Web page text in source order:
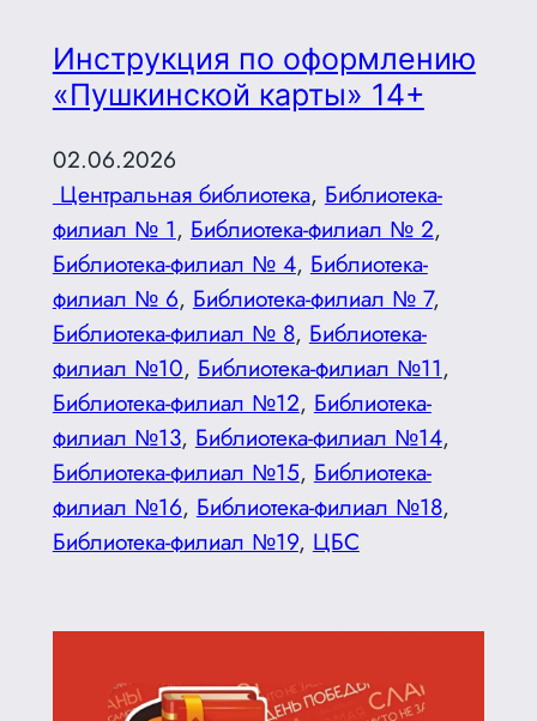
Инструкция по оформлению
«Пушкинской карты» 14+
02.06.2026
Центральная библиотека, Библиотека-
филиал № 1, Библиотека-филиал № 2
Библиотека-филиал № 4, Библиотека-
филиал № 6, Библиотека-филиал № 7
Библиотека-филиал № 8, Библиотека-
филиал №10, Библиотека-филиал №11
Библиотека-филиал №12, Библиотека-
филиал №13, Библиотека-филиал №14
Библиотека-филиал №15, Библиотека-
филиал №16, Библиотека-филиал №18
Библиотека-филиал №19, ЦБС